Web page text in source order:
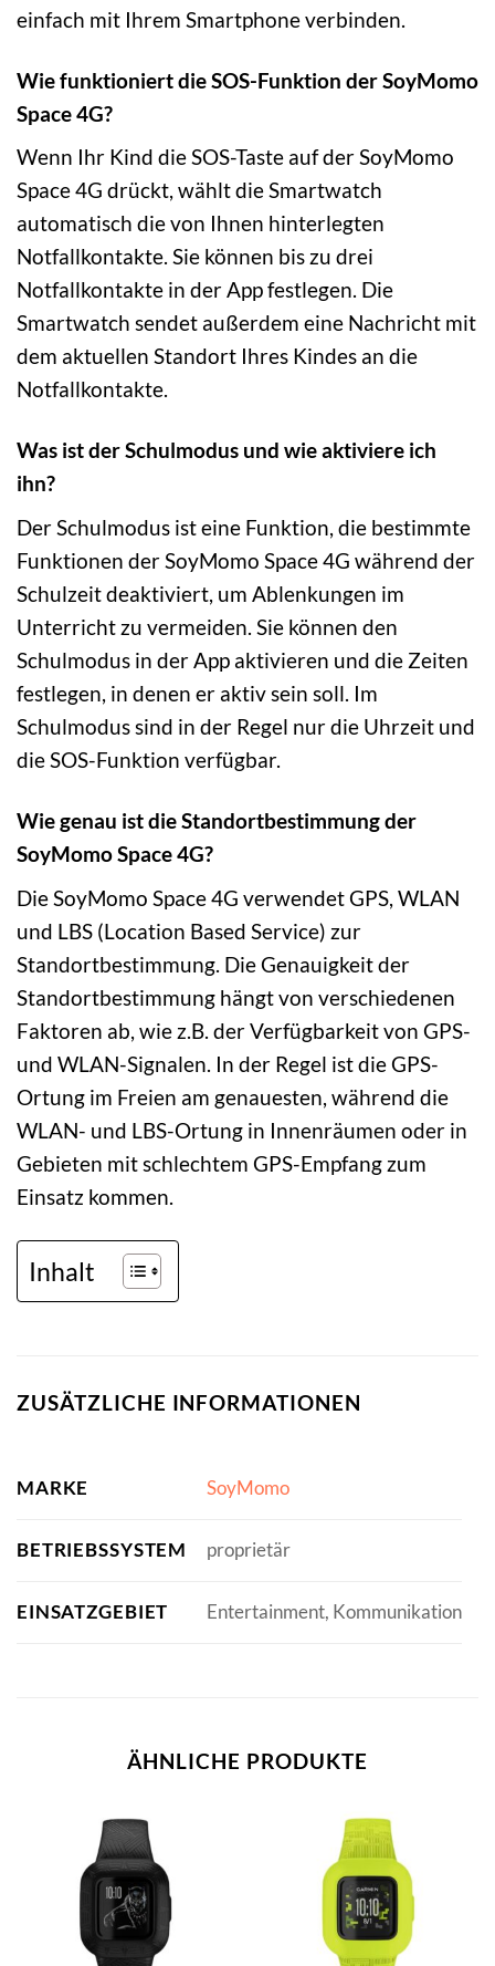
einfach mit Ihrem Smartphone verbinden.
Wie funktioniert die SOS-Funktion der SoyMomo
Space 4G?
Wenn Ihr Kind die SOS-Taste auf der SoyMomo
Space 4G drückt, wählt die Smartwatch
automatisch die von Ihnen hinterlegten
Notfallkontakte. Sie können bis zu drei
Notfallkontakte in der App festlegen. Die
Smartwatch sendet außerdem eine Nachricht mit
dem aktuellen Standort Ihres Kindes an die
Notfallkontakte.
Was ist der Schulmodus und wie aktiviere ich
ihn?
Der Schulmodus ist eine Funktion, die bestimmte
Funktionen der SoyMomo Space 4G während der
Schulzeit deaktiviert, um Ablenkungen im
Unterricht zu vermeiden. Sie können den
Schulmodus in der App aktivieren und die Zeiten
festlegen, in denen er aktiv sein soll. Im
Schulmodus sind in der Regel nur die Uhrzeit und
die SOS-Funktion verfügbar.
Wie genau ist die Standortbestimmung der
SoyMomo Space 4G?
Die SoyMomo Space 4G verwendet GPS, WLAN
und LBS (Location Based Service) zur
Standortbestimmung. Die Genauigkeit der
Standortbestimmung hängt von verschiedenen
Faktoren ab, wie z.B. der Verfügbarkeit von GPS-
und WLAN-Signalen. In der Regel ist die GPS-
Ortung im Freien am genauesten, während die
WLAN- und LBS-Ortung in Innenräumen oder in
Gebieten mit schlechtem GPS-Empfang zum
Einsatz kommen.
Inhalt
ZUSÄTZLICHE INFORMATIONEN
MARKE SoyMomo
BETRIEBSSYSTEM proprietär
EINSATZGEBIET Entertainment, Kommunikation
ÄHNLICHE PRODUKTE